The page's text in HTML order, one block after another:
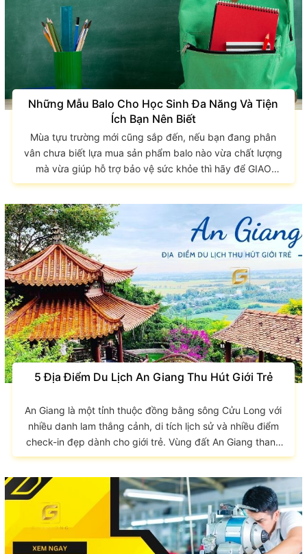
Những Mẫu Balo Cho Học Sinh Đa Năng Và Tiện
Ích Bạn Nên Biết
Mùa tựu trường mới cũng sắp đến, nếu bạn đang phân
vân chưa biết lựa mua sản phẩm balo nào vừa chất lượng
mà vừa giúp hỗ trợ bảo vệ sức khỏe thì hãy để GIAO
LONG tư vấn và giới thiệu đến bạn một vài sản phẩm balo
nhất hiện nay nhé! Lưu ý lựa chọn balo cho học sinh Việc
phải sử dụng balo cả ngày đã trở thành điều quen thuộc
5 Địa Điểm Du Lịch An Giang Thu Hút Giới Trẻ
An Giang là một tỉnh thuộc đồng bằng sông Cửu Long với
nhiều danh lam thắng cảnh, di tích lịch sử và nhiều điểm
check-in đẹp dành cho giới trẻ. Vùng đất An Giang thanh
bình với khí hậu hiền hòa, bất cứ thời điểm nào trong năm
LONG tìm hiểu 5 địa điểm du lịch An Giang thu hút giới trẻ
qua bài viết sau. Các địa điểm du lịch An Giang...